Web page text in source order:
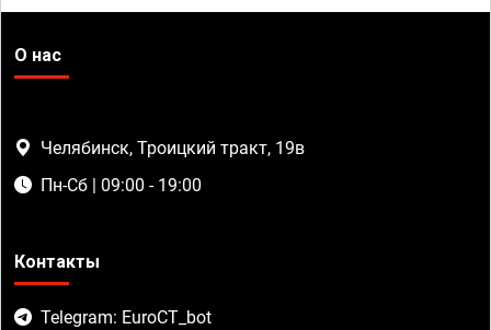
О нас
Челябинск, Троицкий тракт, 19в
Пн-Сб | 09:00 - 19:00
Контакты
Telegram: EuroCT_bot